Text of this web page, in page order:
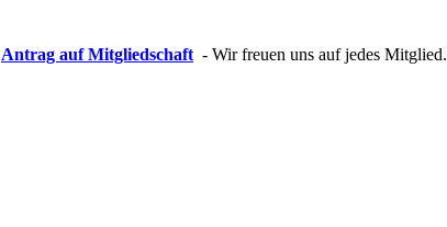
Antrag auf Mitgliedschaft- Wir freuen uns auf jedes Mitglied.